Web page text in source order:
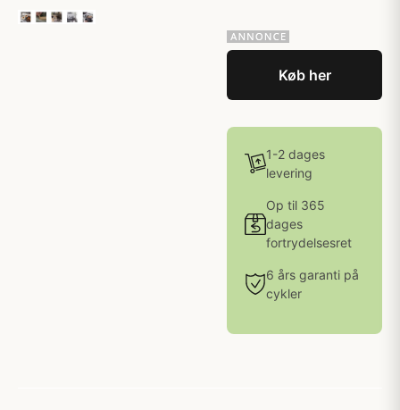
Køb her
1-2 dages
levering
Op til 365
dages
fortrydelsesret
6 års garanti på
cykler